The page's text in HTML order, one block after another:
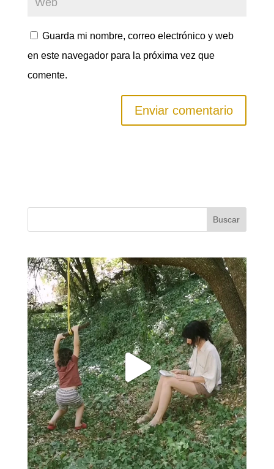
Guarda mi nombre, correo electrónico y web
en este navegador para la próxima vez que
comente.
Buscar